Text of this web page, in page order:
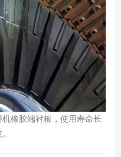
橡胶端衬板，使用寿命长